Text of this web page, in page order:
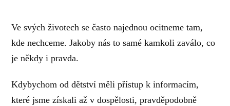
Ve svých životech se často najednou ocitneme tam,
kde nechceme. Jakoby nás to samé kamkoli zaválo, co
je někdy i pravda.
Kdybychom od dětství měli přístup k informacím,
které jsme získali až v dospělosti, pravděpodobně